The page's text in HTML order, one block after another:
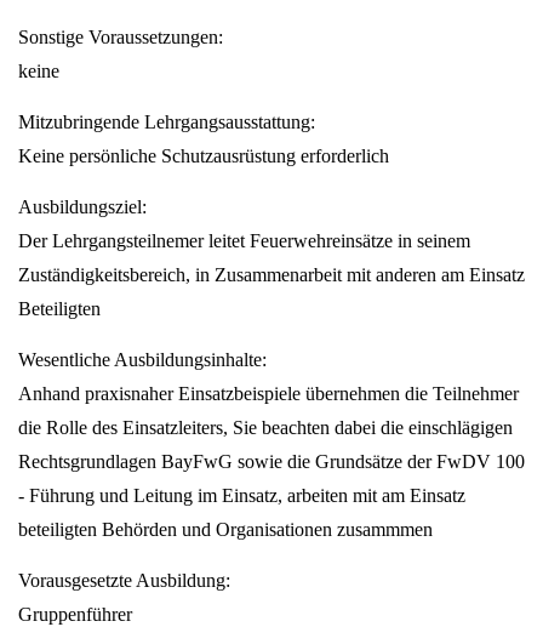
Sonstige Voraussetzungen:
keine
Mitzubringende Lehrgangsausstattung:
Keine persönliche Schutzausrüstung erforderlich
Ausbildungsziel:
Der Lehrgangsteilnemer leitet Feuerwehreinsätze in seinem
Zuständigkeitsbereich, in Zusammenarbeit mit anderen am Einsatz
Beteiligten
Wesentliche Ausbildungsinhalte:
Anhand praxisnaher Einsatzbeispiele übernehmen die Teilnehmer
die Rolle des Einsatzleiters, Sie beachten dabei die einschlägigen
Rechtsgrundlagen BayFwG sowie die Grundsätze der FwDV 100
- Führung und Leitung im Einsatz, arbeiten mit am Einsatz
beteiligten Behörden und Organisationen zusammmen
Vorausgesetzte Ausbildung:
Gruppenführer